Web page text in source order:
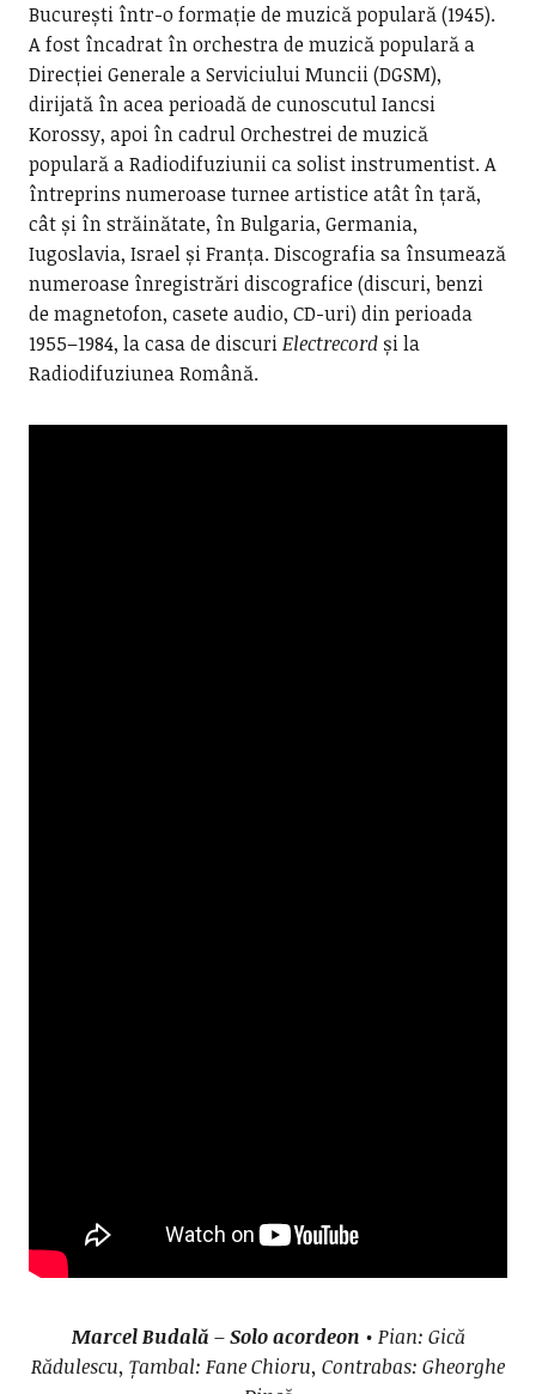
București într-o formație de muzică populară (1945).
A fost încadrat în orchestra de muzică populară a
Direcției Generale a Serviciului Muncii (DGSM),
dirijată în acea perioadă de cunoscutul Iancsi
Korossy, apoi în cadrul Orchestrei de muzică
populară a Radiodifuziunii ca solist instrumentist. A
întreprins numeroase turnee artistice atât în țară,
cât și în străinătate, în Bulgaria, Germania,
Iugoslavia, Israel și Franța. Discografia sa însumează
numeroase înregistrări discografice (discuri, benzi
de magnetofon, casete audio, CD-uri) din perioada
1955–1984, la casa de discuriElectrecordși la
Radiodifuziunea Română.
Marcel Budală – Solo acordeon • Pian: Gică
Rădulescu, Țambal: Fane Chioru, Contrabas: Gheorghe